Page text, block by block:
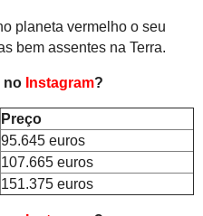
planeta vermelho o seu
bem assentes na Terra.
no Instagram?
Preço
95.645 euros
107.665 euros
151.375 euros